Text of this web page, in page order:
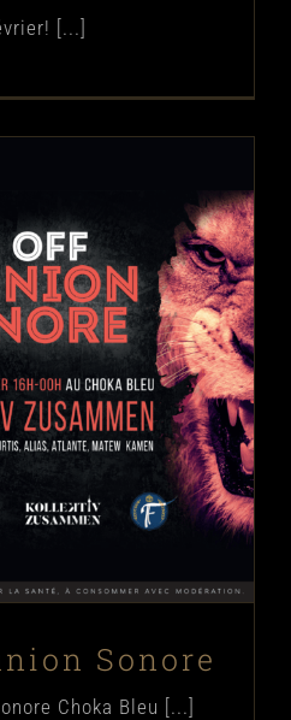
[...]
Sonore
Sonore
Choka Bleu [...]